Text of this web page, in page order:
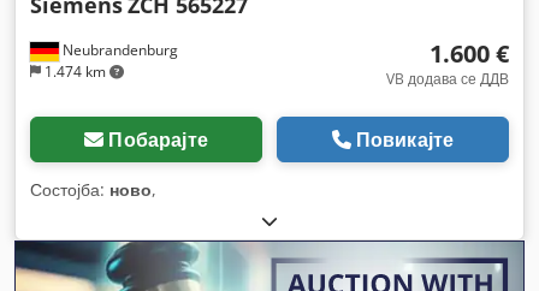
Neubrandenburg
1.474 km
1.600 €
VB додава се ДДВ
Побарајте Повикајте
Состојба: ново,